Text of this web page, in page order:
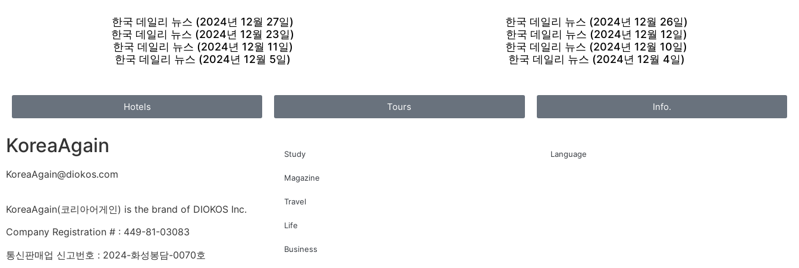
한국 데일리 뉴스 (2024년 12월 27일)
한국 데일리 뉴스 (2024년 12월 26일)
한국 데일리 뉴스 (2024년 12월 23일)
한국 데일리 뉴스 (2024년 12월 12일)
한국 데일리 뉴스 (2024년 12월 11일)
한국 데일리 뉴스 (2024년 12월 10일)
한국 데일리 뉴스 (2024년 12월 5일)
한국 데일리 뉴스 (2024년 12월 4일)
Hotels Tours Info.
KoreaAgain
KoreaAgain@diokos.com
KoreaAgain(코리아어게인) is the brand of DIOKOS Inc.
Company Registration # : 449-81-03083
통신판매업 신고번호 : 2024-화성봉담-0070호
Study
Magazine
Travel
Life
Business
Language